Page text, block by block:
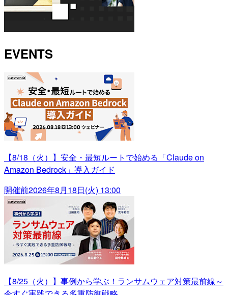
EVENTS
【8/18（火）】安全・最短ルートで始める「Claude on
Amazon Bedrock」導入ガイド
開催前2026年8月18日(火) 13:00
【8/25（火）】事例から学ぶ！ランサムウェア対策最前線～